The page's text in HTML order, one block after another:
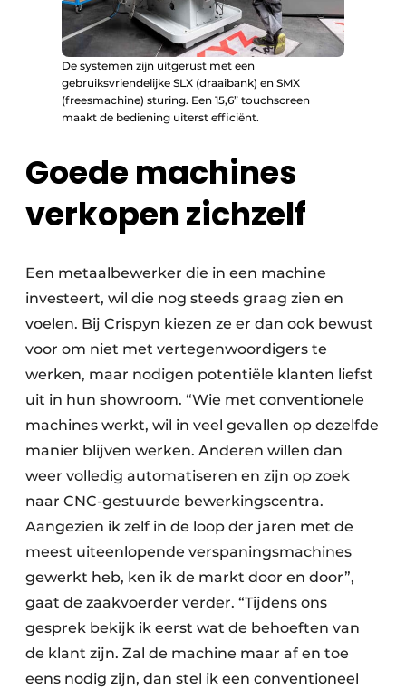
De systemen zijn uitgerust met een
gebruiksvriendelijke SLX (draaibank) en SMX
(freesmachine) sturing. Een 15,6” touchscreen
maakt de bediening uiterst efficiënt.
Goede machines
verkopen zichzelf
Een metaalbewerker die in een machine
investeert, wil die nog steeds graag zien en
voelen. Bij Crispyn kiezen ze er dan ook bewust
voor om niet met vertegenwoordigers te
werken, maar nodigen potentiële klanten liefst
uit in hun showroom. “Wie met conventionele
machines werkt, wil in veel gevallen op dezelfde
manier blijven werken. Anderen willen dan
weer volledig automatiseren en zijn op zoek
naar CNC-gestuurde bewerkingscentra.
Aangezien ik zelf in de loop der jaren met de
meest uiteenlopende verspaningsmachines
gewerkt heb, ken ik de markt door en door”,
gaat de zaakvoerder verder. “Tijdens ons
gesprek bekijk ik eerst wat de behoeften van
de klant zijn. Zal de machine maar af en toe
eens nodig zijn, dan stel ik een conventioneel